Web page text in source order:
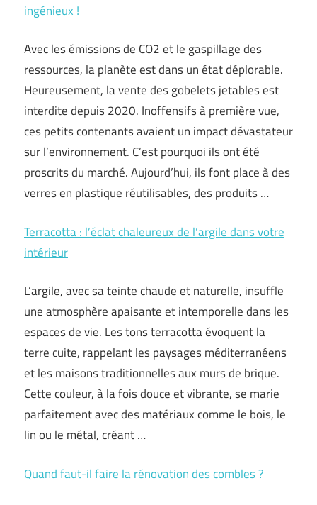
ingénieux !
Avec les émissions de CO2 et le gaspillage des
ressources, la planète est dans un état déplorable.
Heureusement, la vente des gobelets jetables est
interdite depuis 2020. Inoffensifs à première vue,
ces petits contenants avaient un impact dévastateur
sur l’environnement. C’est pourquoi ils ont été
proscrits du marché. Aujourd’hui, ils font place à des
verres en plastique réutilisables, des produits…
Terracotta : l’éclat chaleureux de l’argile dans votre
intérieur
L’argile, avec sa teinte chaude et naturelle, insuffle
une atmosphère apaisante et intemporelle dans les
espaces de vie. Les tons terracotta évoquent la
terre cuite, rappelant les paysages méditerranéens
et les maisons traditionnelles aux murs de brique.
Cette couleur, à la fois douce et vibrante, se marie
parfaitement avec des matériaux comme le bois, le
lin ou le métal, créant …
Quand faut-il faire la rénovation des combles ?